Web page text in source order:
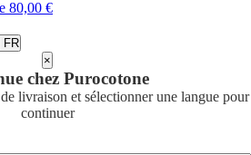
80,00 €
FR
×
chez Purocotone
livraison et sélectionner une langue pour
continuer